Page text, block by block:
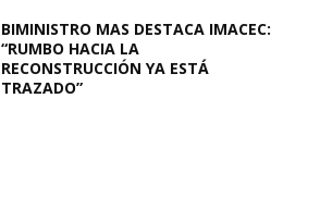
BIMINISTRO MAS DESTACA IMACEC:
“RUMBO HACIA LA
RECONSTRUCCIÓN YA ESTÁ
TRAZADO”